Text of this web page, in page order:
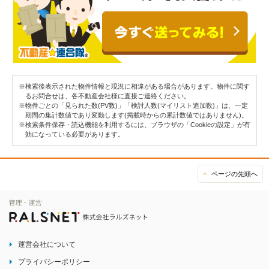
※検索後表示された物件情報と現況に相違がある場合があります。物件に関す
るお問合せは、各不動産会社様に直接ご連絡ください。
※物件ごとの「見られた数(PV数)」「検討人数(マイリスト追加数)」は、一定
期間の集計数値であり変動します(掲載時からの累計数値ではありません)。
※検索条件保存・読込機能を利用するには、ブラウザの「Cookieの設定」が有
効になっている必要があります。
ページの先頭へ
運営会社について
プライバシーポリシー